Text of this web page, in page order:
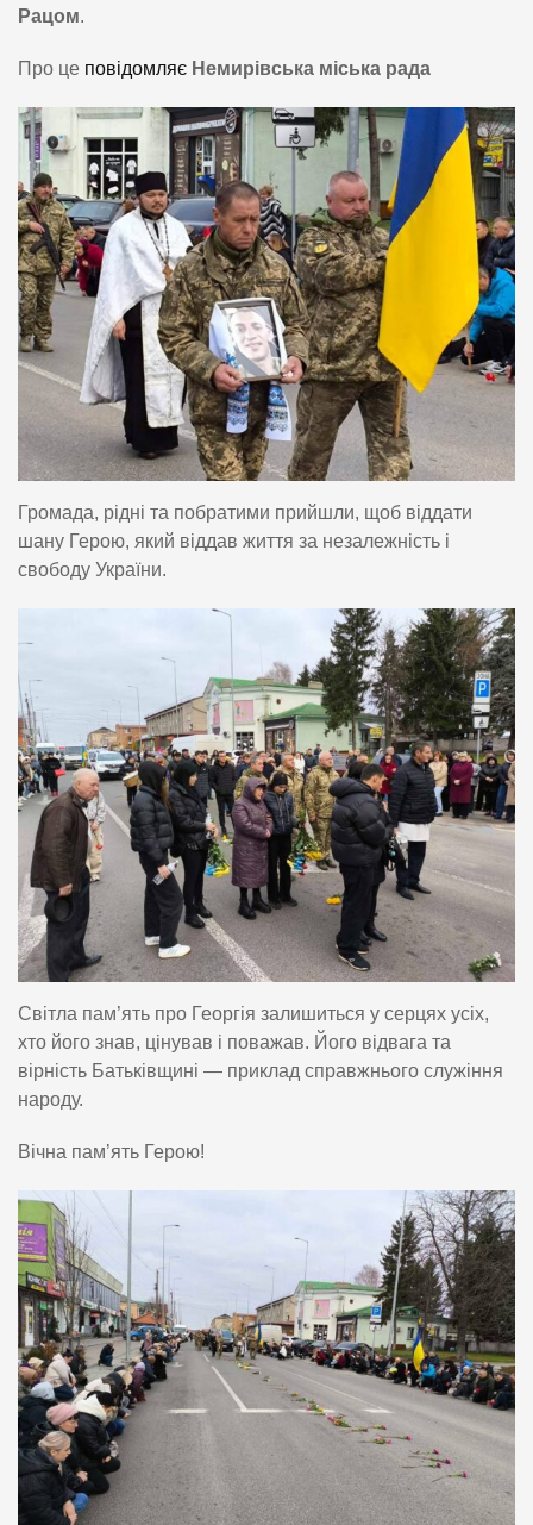
Рацом.
Про це повідомляє Немирівська міська рада
Громада, рідні та побратими прийшли, щоб віддати
шану Герою, який віддав життя за незалежність і
свободу України.
Світла пам’ять про Георгія залишиться у серцях усіх,
хто його знав, цінував і поважав. Його відвага та
вірність Батьківщині — приклад справжнього служіння
народу.
Вічна памʼять Герою!